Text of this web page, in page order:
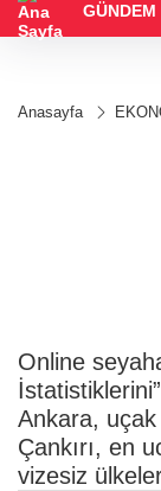
GÜNDEM
Anasayfa
Online
Ankara,
Çankırı, en
vizesiz